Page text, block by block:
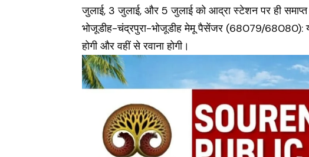
जुलाई, 3 जुलाई, और 5 जुलाई को आद्रा स्टेशन पर ही समाप्त
भोजूडीह-चंद्रपुरा-भोजूडीह मेमू पैसेंजर (68079/
होगी और वहीं से रवाना होगी।